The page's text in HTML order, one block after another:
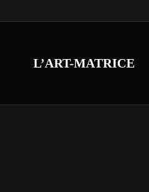
L’ART-MATRICE